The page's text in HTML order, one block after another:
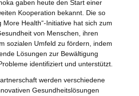
gaben heute den Start einer
Kooperation bekannt. Die so
More Health“-Initiative hat sich zum
von Menschen, ihren
sozialen Umfeld zu fördern, indem
Lösungen zur Bewältigung
identifiziert und unterstützt.
werden verschiedene
Gesundheitslösungen